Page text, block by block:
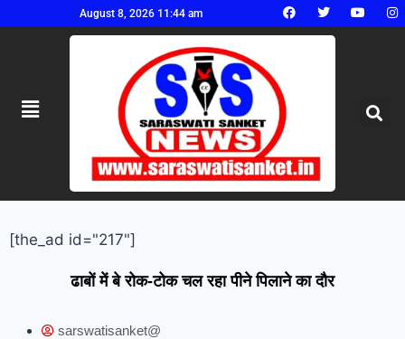
August 8, 2026 11:44 am
[the_ad id="217"]
ढाबों में बे रोक-टोक चल रहा पीने पिलाने का दौर
sarswatisanket@